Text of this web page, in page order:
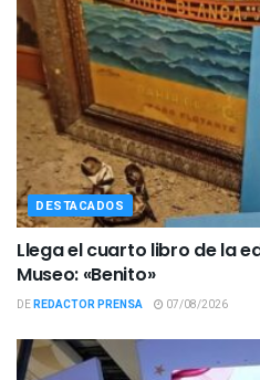
DESTACADOS
Llega el cuarto libro de la
Museo: «Benito»
DEREDACTOR PRENSA 07/08/2026